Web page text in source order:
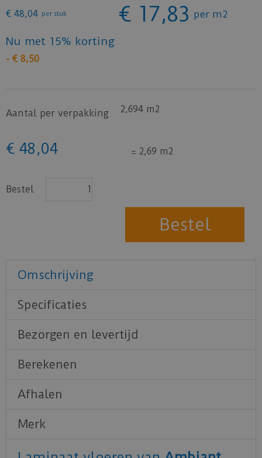
€ 48,04 per stuk € 17,83 per m2
Nu met 15% korting
- € 8,50
Aantal per verpakking 2,694 m2
€ 48 ,04 = 2,69 m2
Bestel
Omschrijving
Specificaties
Bezorgen en levertijd
Berekenen
Afhalen
Merk